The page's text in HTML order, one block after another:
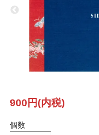
900円(内税)
個数